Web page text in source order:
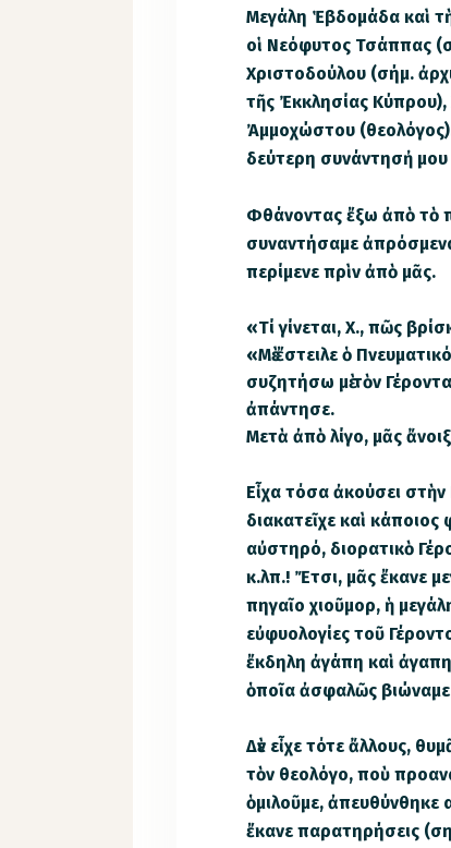
Μεγάλη Ἑβδομάδα καὶ
οἱ Νεόφυτος Τσάππας
Χριστοδούλου (σήμ.
τῆς Ἐκκλησίας
Ἀμμοχώστου (θεολόγος).
δεύτερη συνάντησἠ μου
Φθάνοντας ἔξω ἀπὸ τὸ
συναντήσαμε
περίμενε πρὶν ἀπὸ μᾶς.
«Τί γίνεται, Χ., πῶς
«Μὲ ἔστειλε ὁ
συζητήσω μὲ τὸν
ἀπάντησε.
Μετὰ ἀπὸ λίγο, μᾶς
Εἶχα τόσα ἀκούσει στὴν
διακατεῖχε καὶ
αὐστηρό, διορατικὸ
κ.λπ.! Ἔτσι, μᾶς ἔκανε
πηγαῖο χιοῦμορ, ἡ
εὐφυολογίες τοῦ
ἔκδηλη ἀγάπη καὶ
ὁποῖα ἀσφαλῶς βιώναμε
Δὲν εἶχε τότε ἄλλους,
τὸν θεολόγο, ποὺ
ὁμιλοῦμε, ἀπευθύνθηκε
ἔκανε παρατηρήσεις